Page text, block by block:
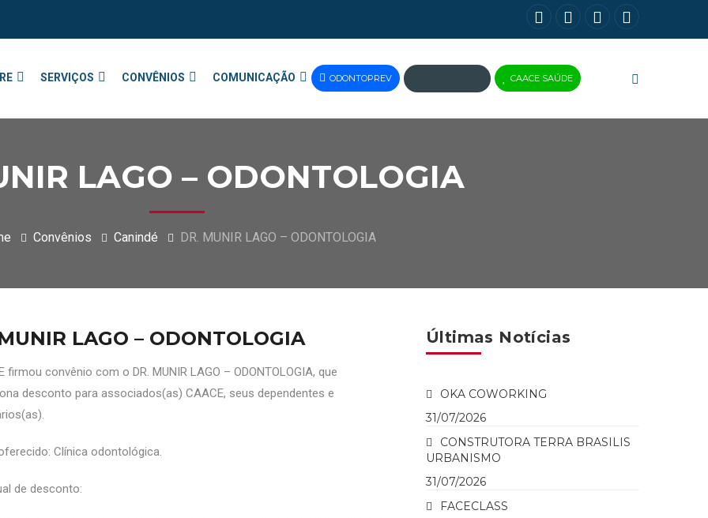
SERVIÇOS CONVÊNIOS COMUNICAÇÃO ODONTOPREV
JUS
CAACE SAÚDE
LAGO – ODONTOLOGIA
Convênios Canindé DR. MUNIR LAGO – ODONTOLOGIA
LAGO – ODONTOLOGIA
firmou convênio com o DR. MUNIR LAGO – ODONTOLOGIA, que
desconto para associados(as) CAACE, seus dependentes e
Clínica odontológica.
de desconto:
Últimas Notícias
OKA COWORKING
31/07/2026
CONSTRUTORA TERRA BRASILIS
URBANISMO
31/07/2026
FACECLASS